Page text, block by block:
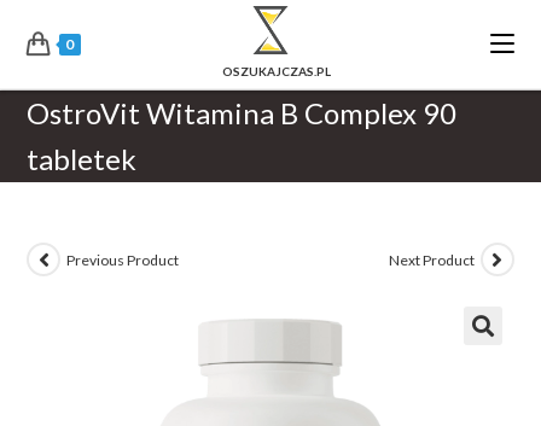
0
OstroVit Witamina B Complex 90
tabletek
Previous Product Next Product